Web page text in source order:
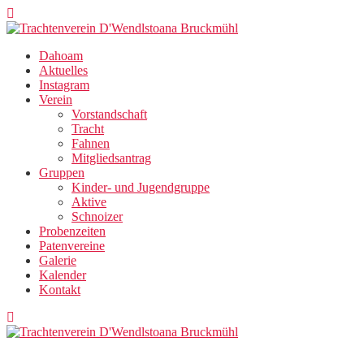
Zum
Inhalt
Dahoam
Aktuelles
Instagram
Verein
Vorstandschaft
Tracht
Fahnen
Mitgliedsantrag
Gruppen
Kinder- und Jugendgruppe
Aktive
Schnoizer
Probenzeiten
Patenvereine
Galerie
Kalender
Kontakt